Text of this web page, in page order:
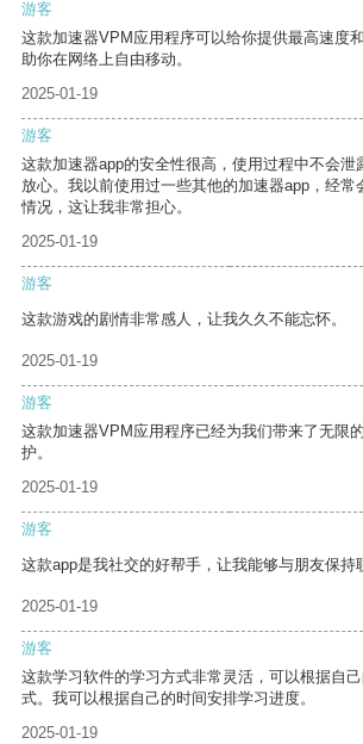
游客
这款加速器VPM应用程序可以给你提供最高速度
助你在网络上自由移动。
2025-01-19
游客
这款加速器app的安全性很高，使用过程中不会泄
放心。我以前使用过一些其他的加速器app，经常
情况，这让我非常担心。
2025-01-19
游客
这款游戏的剧情非常感人，让我久久不能忘怀。
2025-01-19
游客
这款加速器VPM应用程序已经为我们带来了无限
护。
2025-01-19
游客
这款app是我社交的好帮手，让我能够与朋友保持
2025-01-19
游客
这款学习软件的学习方式非常灵活，可以根据自
式。我可以根据自己的时间安排学习进度。
2025-01-19